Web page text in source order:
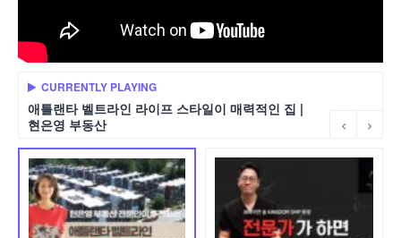
CURRENTLY PLAYING
애틀랜타 벨트라인 라이프 스타일이 매력적인 집 |
현은영 부동산